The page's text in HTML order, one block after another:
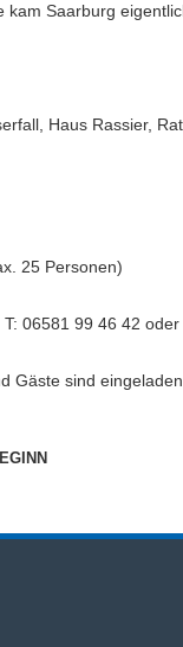
Saarburg
Haus Rassier,
25 Personen)
06581 99 46 42 oder
Gäste sind